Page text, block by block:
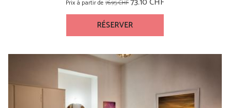
Prix à partir de 76.95 CHF
RÉSERVER